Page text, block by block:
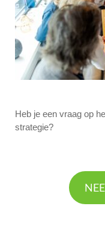
Heb je een vraag op
strategie?